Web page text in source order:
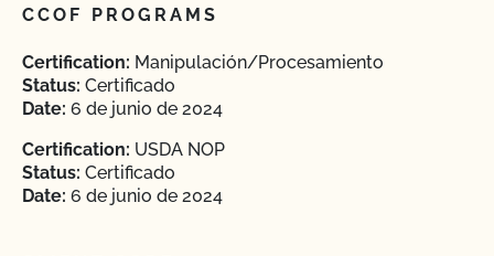
CCOF PROGRAMS
Certification: Manipulación/Procesamiento
Status: Certificado
Date: 6 de junio de 2024
Certification: USDA NOP
Status: Certificado
Date: 6 de junio de 2024